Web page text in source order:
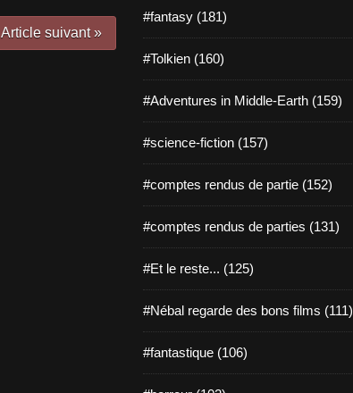
Article suivant »
#fantasy (181)
#Tolkien (160)
#Adventures in Middle-Earth (159)
#science-fiction (157)
#comptes rendus de partie (152)
#comptes rendus de parties (131)
#Et le reste... (125)
#Nébal regarde des bons films (111)
#fantastique (106)